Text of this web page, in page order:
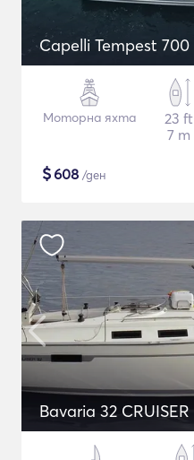
Capelli Tempest 700
Моторна яхта
23 ft
7 m
$608 /ден
Bavaria 32 CRUISER